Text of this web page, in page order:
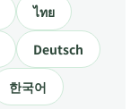
ไทย
Deutsch
한국어